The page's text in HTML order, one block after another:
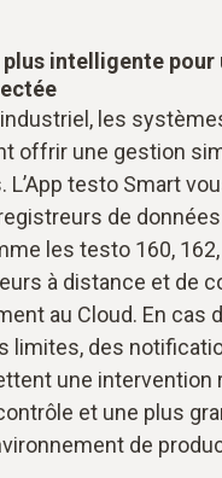
intelligente pour
les
offrir une gestion
L’App testo Smart
de données
les testo 160, 162,
à distance et de
au Cloud. En cas
limites, des
une intervention
et une plus
de